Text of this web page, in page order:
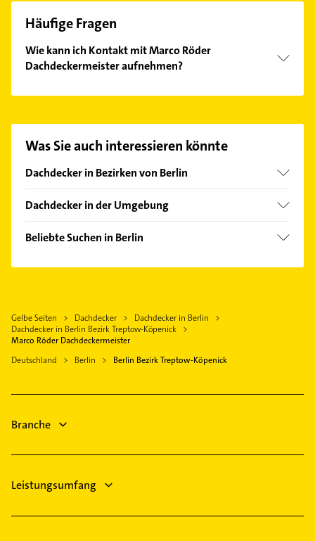
Häufige Fragen
Wie kann ich Kontakt mit Marco Röder
Dachdeckermeister aufnehmen?
Hier finden Sie alleKontaktdaten
Was Sie auch interessieren könnte
Dachdecker in Bezirken von Berlin
Bezirk Charlottenburg-Wilmersdorf
Bezirk Lichtenberg
Bezirk Pankow
Bezirk Reinickendorf
Bezirk Spandau
Bezirk Tempelhof-Schöneberg
Dachdecker in der Umgebung
Zeuthen
Hoppegarten
Gosen-Neu Zittau
Beliebte Suchen in Berlin
Fenster
Immobilien
Immobilienmakler
Physikalische Therapie
Gelbe Seiten Dachdecker
Dachdecker in Berlin
Dachdecker in Berlin Bezirk Treptow-Köpenick
Marco Röder Dachdeckermeister
Deutschland
Berlin Berlin Bezirk Treptow-Köpenick
Branche
Leistungsumfang